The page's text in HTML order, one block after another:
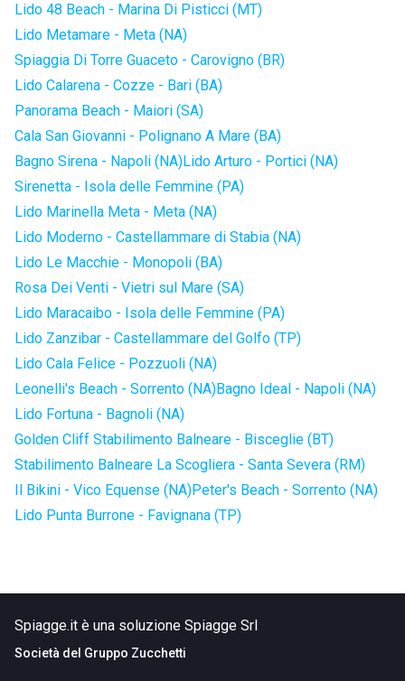
Lido 48 Beach - Marina Di Pisticci (MT)
Lido Metamare - Meta (NA)
Spiaggia Di Torre Guaceto - Carovigno (BR)
Lido Calarena - Cozze - Bari (BA)
Panorama Beach - Maiori (SA)
Cala San Giovanni - Polignano A Mare (BA)
Bagno Sirena - Napoli (NA)Lido Arturo - Portici (NA)
Sirenetta - Isola delle Femmine (PA)
Lido Marinella Meta - Meta (NA)
Lido Moderno - Castellammare di Stabia (NA)
Lido Le Macchie - Monopoli (BA)
Rosa Dei Venti - Vietri sul Mare (SA)
Lido Maracaibo - Isola delle Femmine (PA)
Lido Zanzibar - Castellammare del Golfo (TP)
Lido Cala Felice - Pozzuoli (NA)
Leonelli's Beach - Sorrento (NA)Bagno Ideal - Napoli (NA)
Lido Fortuna - Bagnoli (NA)
Golden Cliff Stabilimento Balneare - Bisceglie (BT)
Stabilimento Balneare La Scogliera - Santa Severa (RM)
Il Bikini - Vico Equense (NA)Peter's Beach - Sorrento (NA)
Lido Punta Burrone - Favignana (TP)
Spiagge.it è una soluzione Spiagge Srl
Società del Gruppo Zucchetti